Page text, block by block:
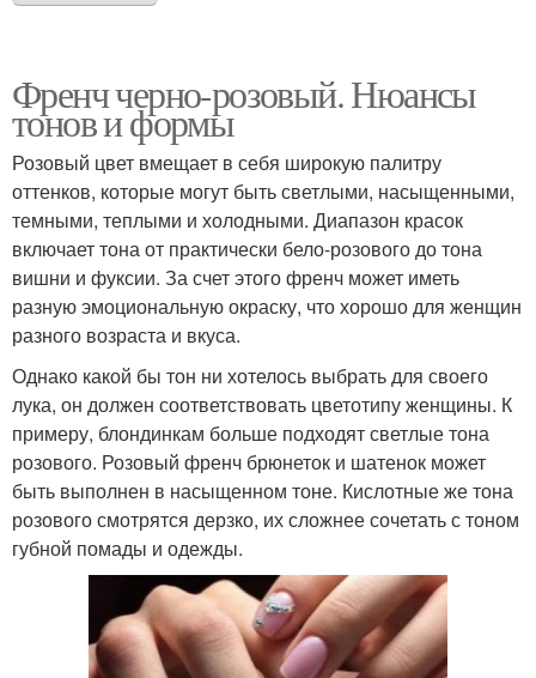
Френч черно-розовый. Нюансы
тонов и формы
Розовый цвет вмещает в себя широкую палитру
оттенков, которые могут быть светлыми, насыщенными,
темными, теплыми и холодными. Диапазон красок
включает тона от практически бело-розового до тона
вишни и фуксии. За счет этого френч может иметь
разную эмоциональную окраску, что хорошо для женщин
разного возраста и вкуса.
Однако какой бы тон ни хотелось выбрать для своего
лука, он должен соответствовать цветотипу женщины. К
примеру, блондинкам больше подходят светлые тона
розового. Розовый френч брюнеток и шатенок может
быть выполнен в насыщенном тоне. Кислотные же тона
розового смотрятся дерзко, их сложнее сочетать с тоном
губной помады и одежды.